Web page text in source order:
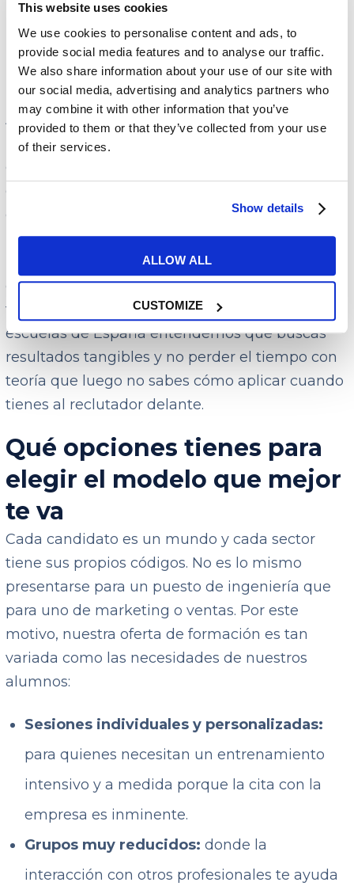
This website uses cookies
We use cookies to personalise content and ads, to
provide social media features and to analyse our traffic.
We also share information about your use of our site with
our social media, advertising and analytics partners who
may combine it with other information that you’ve
provided to them or that they’ve collected from your use
of their services.
Show details
ALLOW ALL
CUSTOMIZE
Clases de inglés oral para
preparar una entrevista
A veces, el mayor obstáculo para conseguir ese
puesto internacional no es tu experiencia ni lo
que pone en tu curriculum, sino ese nudo en la
garganta que aparece cuando tienes que
explicar tus logros en inglés. Por eso, elegir
unas buenas clases de inglés oral para preparar
una entrevista marca la diferencia entre
quedarte a las puertas o cruzar el umbral hacia
tu nueva etapa profesional. En nuestras
escuelas de España entendemos que buscas
resultados tangibles y no perder el tiempo con
teoría que luego no sabes cómo aplicar cuando
tienes al reclutador delante.
Qué opciones tienes para
elegir el modelo que mejor
te va
Cada candidato es un mundo y cada sector
tiene sus propios códigos. No es lo mismo
presentarse para un puesto de ingeniería que
para uno de marketing o ventas. Por este
motivo, nuestra oferta de formación es tan
variada como las necesidades de nuestros
alumnos:
Sesiones individuales y personalizadas:
para quienes necesitan un entrenamiento
intensivo y a medida porque la cita con la
empresa es inminente.
Grupos muy reducidos: donde la
interacción con otros profesionales te ayuda